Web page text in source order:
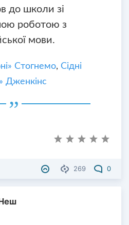
до школи зі
роботою з
мови.
Стогнемо, Сідні
Дженкінс
269 0